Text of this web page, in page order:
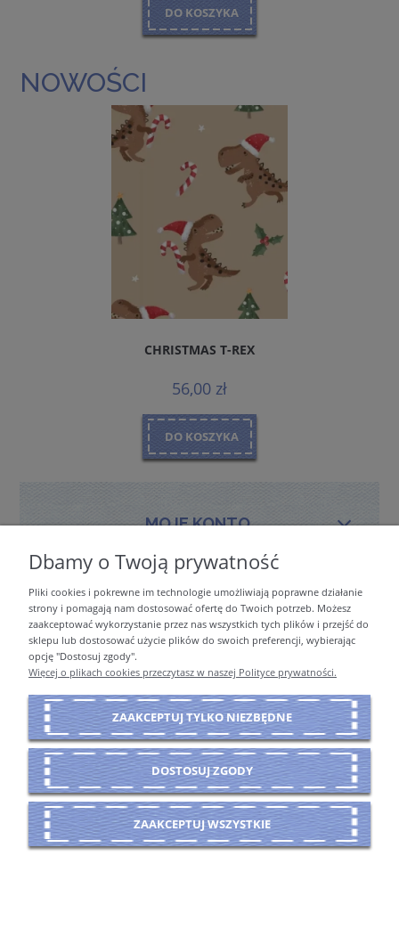
DO KOSZYKA
NOWOŚCI
CHRISTMAS T-REX
56,00 zł
DO KOSZYKA
MOJE KONTO
PŁATNOŚCI I DOSTAWA
INFORMACJE
O NAS
POKAŻ PEŁNĄ WERSJĘ STRONY
Sklep internetowy Shoper Premium
Dbamy o Twoją prywatność
Pliki cookies i pokrewne im technologie umożliwiają poprawne działanie
strony i pomagają nam dostosować ofertę do Twoich potrzeb. Możesz
zaakceptować wykorzystanie przez nas wszystkich tych plików i przejść do
sklepu lub dostosować użycie plików do swoich preferencji, wybierając
opcję "Dostosuj zgody".
Więcej o plikach cookies przeczytasz w naszej Polityce prywatności.
ZAAKCEPTUJ TYLKO NIEZBĘDNE
DOSTOSUJ ZGODY
ZAAKCEPTUJ WSZYSTKIE